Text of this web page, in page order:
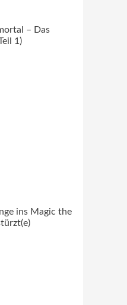
– Das
1)
ins Magic the